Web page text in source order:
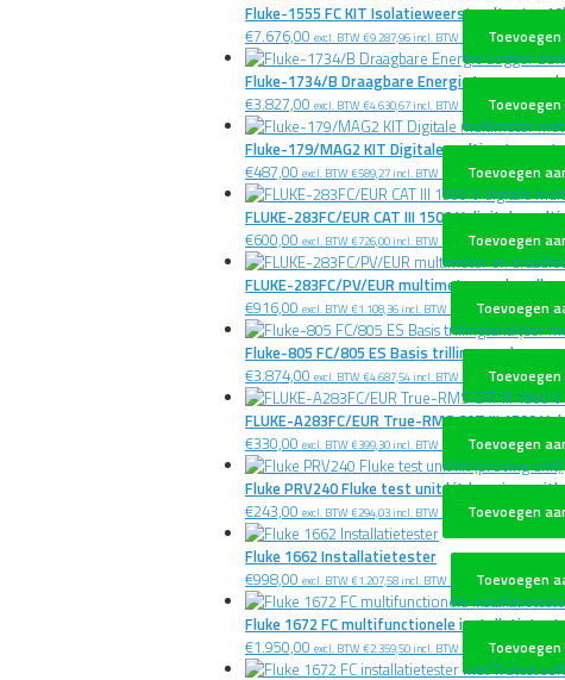
Fluke-1555 FC KIT Isolatieweerstandtester
€7.676,00 excl. BTW €9.287,96 incl. BTW
Fluke-1734/B Draagbare Energie Logger
€3.827,00 excl. BTW €4.630,67 incl. BTW
Fluke-179/MAG2 KIT Digitale multimeter met
€487,00 excl. BTW €589,27 incl. BTW Toevoegen
FLUKE-283FC/EUR CAT III 1500 V digitale
€600,00 excl. BTW €726,00 incl. BTW Toevoegen
FLUKE-283FC/PV/EUR multimeter en
€916,00 excl. BTW €1.108,36 incl. BTW Toevoegen
Fluke-805 FC/805 ES Basis trillingsanalyser
€3.874,00 excl. BTW €4.687,54 incl. BTW
FLUKE-A283FC/EUR True-RMS CAT III 1500
€330,00 excl. BTW €399,30 incl. BTW Toevoegen
Fluke PRV240 Fluke test unit kit (proving unit)
€243,00 excl. BTW €294,03 incl. BTW Toevoegen
Fluke 1662 Installatietester
€998,00 excl. BTW €1.207,58 incl. BTW Toevoegen
Fluke 1672 FC multifunctionele
€1.950,00 excl. BTW €2.359,50 incl. BTW